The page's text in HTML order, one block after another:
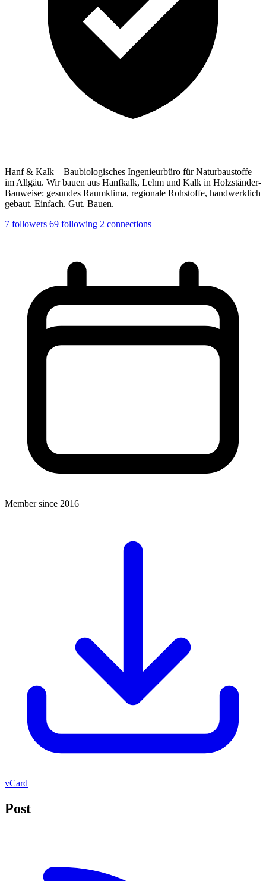
Hanf & Kalk – Baubiologisches Ingenieurbüro für Naturbaustoffe
im Allgäu. Wir bauen aus Hanfkalk, Lehm und Kalk in Holzständer-
Bauweise: gesundes Raumklima, regionale Rohstoffe, handwerklich
gebaut. Einfach. Gut. Bauen.
7 followers 69 following 2 connections
Member since 2016
vCard
Post